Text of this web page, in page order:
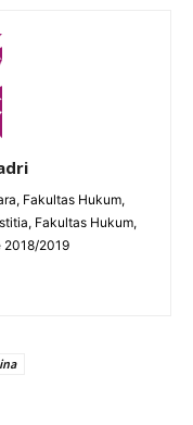
Fakultas Hukum,
Fakultas Hukum,
2018/2019